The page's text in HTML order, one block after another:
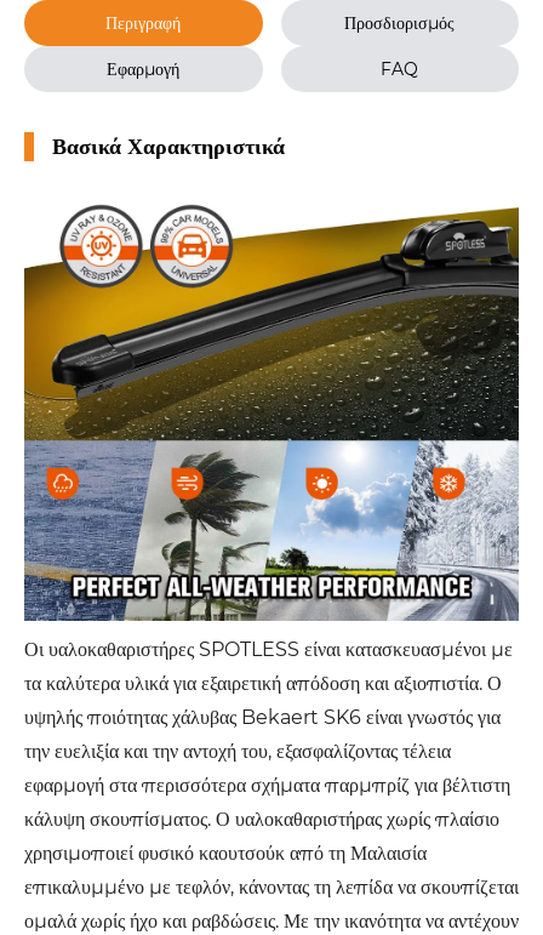
Περιγραφή Προσδιορισμός
Εφαρμογή FAQ
Βασικά Χαρακτηριστικά
Οι υαλοκαθαριστήρες SPOTLESS είναι κατασκευασμένοι με
τα καλύτερα υλικά για εξαιρετική απόδοση και αξιοπιστία. Ο
υψηλής ποιότητας χάλυβας Bekaert SK6 είναι γνωστός για
την ευελιξία και την αντοχή του, εξασφαλίζοντας τέλεια
εφαρμογή στα περισσότερα σχήματα παρμπρίζ για βέλτιστη
κάλυψη σκουπίσματος. Ο υαλοκαθαριστήρας χωρίς πλαίσιο
χρησιμοποιεί φυσικό καουτσούκ από τη Μαλαισία
επικαλυμμένο με τεφλόν, κάνοντας τη λεπίδα να σκουπίζεται
ομαλά χωρίς ήχο και ραβδώσεις. Με την ικανότητα να αντέχουν